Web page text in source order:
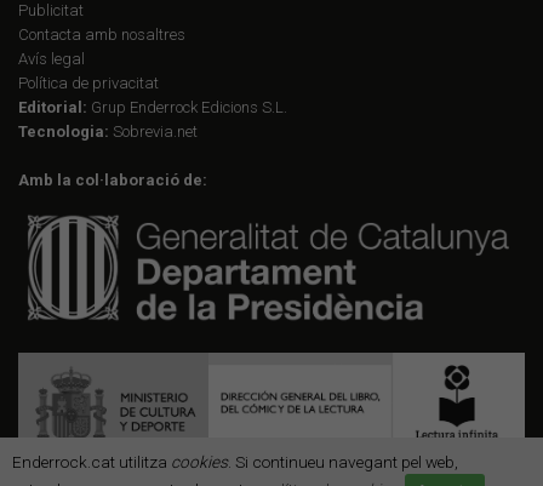
Enderrock.cat utilitza cookies. Si continueu navegant pel web,
Publicitat
Contacta amb nosaltres
Avís legal
Política de privacitat
Editorial: Grup Enderrock Edicions S.L.
Tecnologia: Sobrevia.net
Amb la col·laboració de: